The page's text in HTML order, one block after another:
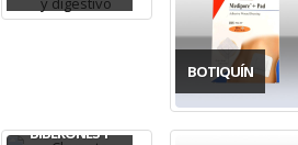
BOTIQUÍN
BIBERONES Y